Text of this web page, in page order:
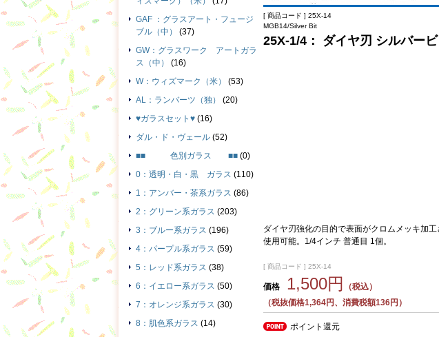
[ 商品コード ] 25X-14
MGB14/Silver Bit
25X-1/4： ダイヤ刃 シルバー
ダイヤ刃強化の目的で表面がクロムメッキ加
使用可能。1/4インチ 普通目 1個。
[ 商品コード ] 25X-14
価格 1,500円
（税込）
（税抜価格1,364円、消費税額136円）
ポイント還元
GAF ：グラスアート・フュージ
ブル（中）
(37)
GW：グラスワーク アートガラ
ス（中）
(16)
W：ウィズマーク（米）
(53)
AL：ランバーツ（独）
(20)
♥ガラスセット♥ (16)
ダル・ド・ヴェール (52)
■■ 色別ガラス ■■ (0)
0：透明・白・黒 ガラス (110)
1：アンバー・茶系ガラス (86)
2：グリーン系ガラス (203)
3：ブルー系ガラス (196)
4：パープル系ガラス (59)
5：レッド系ガラス (38)
6：イエロー系ガラス (50)
7：オレンジ系ガラス (30)
8：肌色系ガラス (14)